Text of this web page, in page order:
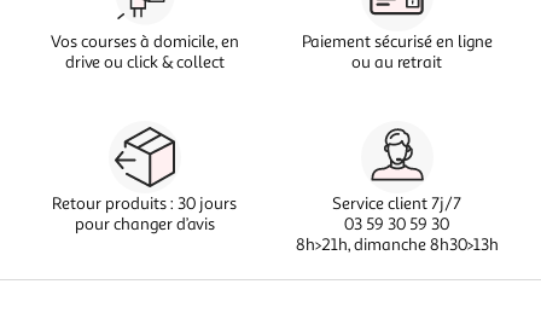
Vos courses à domicile, en
drive ou click & collect
Paiement sécurisé en ligne
ou au retrait
Retour produits : 30 jours
pour changer d’avis
Service client 7j/7
03 59 30 59 30
8h>21h, dimanche 8h30>13h